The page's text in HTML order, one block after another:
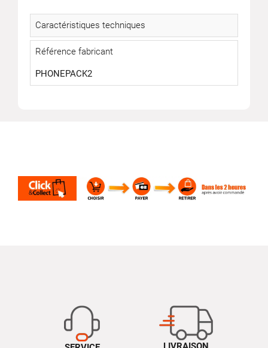
Caractéristiques techniques
Référence fabricant
PHONEPACK2